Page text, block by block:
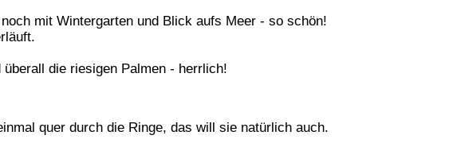
mit Wintergarten und Blick aufs Meer - so schön!
die riesigen Palmen - herrlich!
quer durch die Ringe, das will sie natürlich auch.